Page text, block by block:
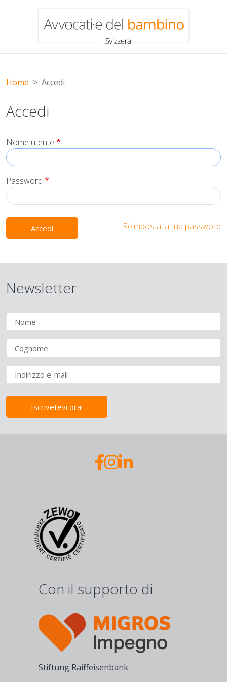
Home Accedi
Accedi
Nome utente
Password
Accedi Reimposta la tua password
Newsletter
Iscrivetevi ora!
Con il supporto di
Stiftung Raiffeisenbank